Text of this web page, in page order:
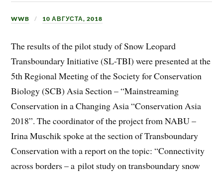
WWB 10 АВГУСТА, 2018
The results of the pilot study of Snow Leopard
Transboundary Initiative (SL-TBI) were presented at the
5th Regional Meeting of the Society for Conservation
Biology (SCB) Asia Section – “Mainstreaming
Conservation in a Changing Asia “Conservation Asia
2018”. The coordinator of the project from NABU –
Irina Muschik spoke at the section of Transboundary
Conservation with a report on the topic: “Connectivity
across borders – a pilot study on transboundary snow